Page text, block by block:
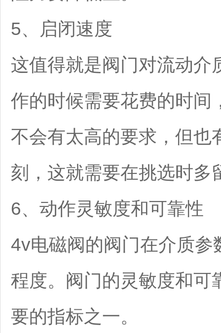
5、启闭速度
这值得就是阀门对流动介
作的时候需要花费的时间
不会有太高的要求，但也
刻，这就需要在挑选时多
6、动作灵敏度和可靠性
4v电磁阀的阀门在介质
程度。阀门的灵敏度和可
要的指标之一。